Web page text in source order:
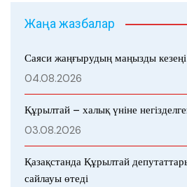
Жаңа жазбалар
Саяси жаңғырудың маңызды кезеңі
04.08.2026
Құрылтай – халық үніне
03.08.2026
Қазақстанда Құрылтай
сайлауы өтеді